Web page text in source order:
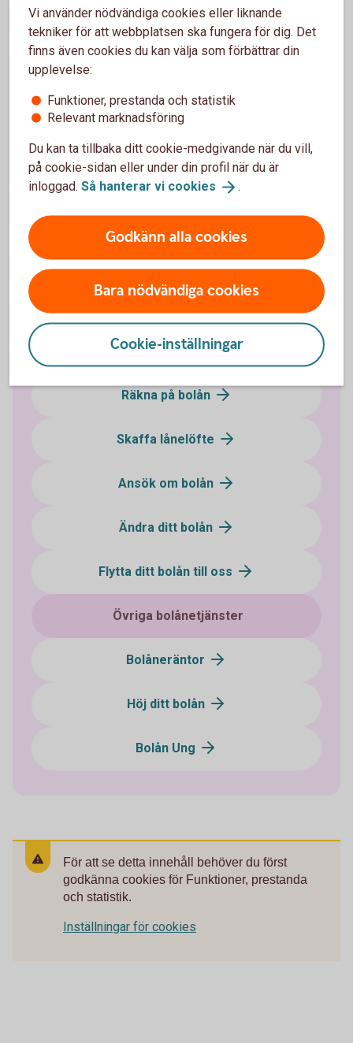
Förstå ditt bolåneerbjudande
Bolånedirektivet är ett EU-direktiv som innebär ett stärkt
konsumentskydd. Syftet med direktivet är att du som kund
lättare ska förstå innehållet i ditt bolåneerbjudande.
Låna till bostad
Räkna på bolån
Skaffa lånelöfte
Ansök om bolån
Ändra ditt bolån
Flytta ditt bolån till oss
Övriga bolånetjänster
Bolåneräntor
Höj ditt bolån
Bolån Ung
För att se detta innehåll behöver du först
godkänna cookies för Funktioner, prestanda
och statistik.
Inställningar för cookies
Vi använder nödvändiga cookies eller liknande
tekniker för att webbplatsen ska fungera för dig. Det
finns även cookies du kan välja som förbättrar din
upplevelse:
Funktioner, prestanda och statistik
Relevant marknadsföring
Du kan ta tillbaka ditt cookie-medgivande när du vill,
på cookie-sidan eller under din profil när du är
inloggad. Så hanterar vi cookies .
Godkänn alla cookies
Bara nödvändiga cookies
Cookie-inställningar